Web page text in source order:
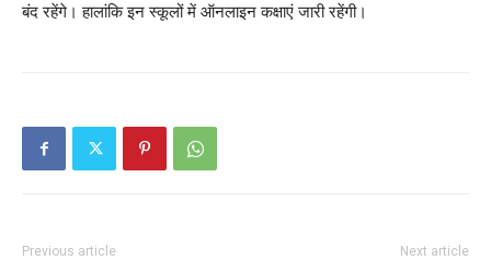
बंद रहेंगे। हालांकि इन स्कूलों में ऑनलाइन कक्षाएं जारी रहेंगी।
Previous article Next article